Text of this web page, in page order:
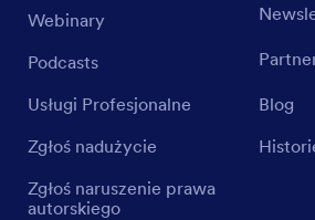
Webinary
Podcasts
Usługi Profesjonalne
Zgłoś nadużycie
Zgłoś naruszenie prawa
autorskiego
Blog